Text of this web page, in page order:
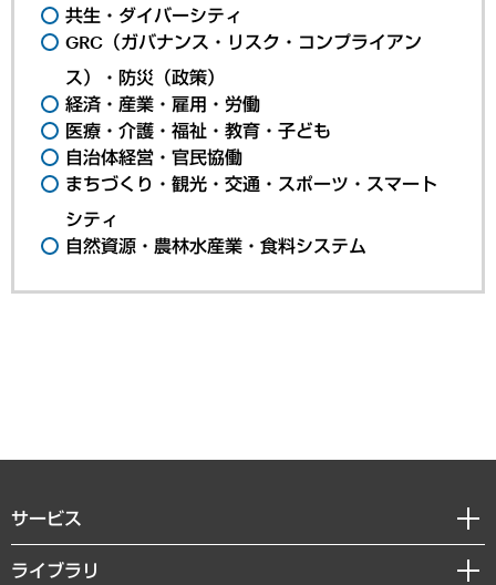
共生・ダイバーシティ
GRC（ガバナンス・リスク・コンプライアン
ス）・防災（政策）
経済・産業・雇用・労働
医療・介護・福祉・教育・子ども
自治体経営・官民協働
まちづくり・観光・交通・スポーツ・スマート
シティ
自然資源・農林水産業・食料システム
サービス
経営戦略
ライブラリ